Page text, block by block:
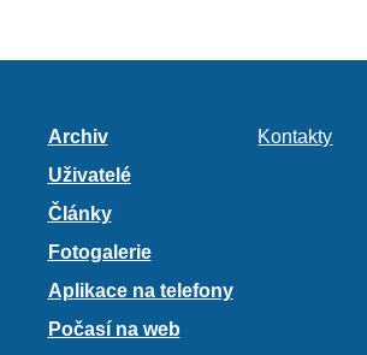
Archiv
Uživatelé
Články
Fotogalerie
Aplikace na telefony
Počasí na web
Kontakty